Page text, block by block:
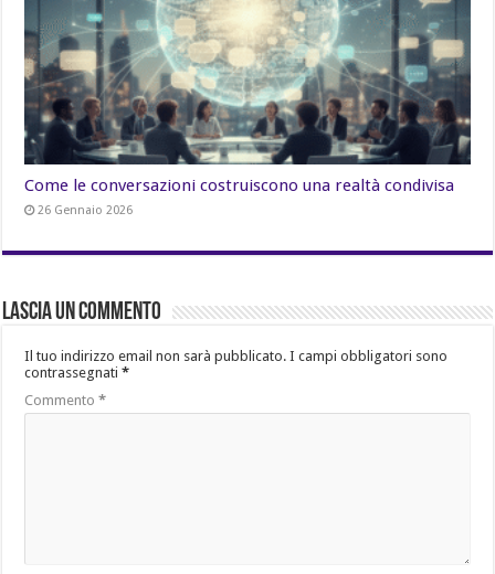
Come le conversazioni costruiscono una realtà condivisa
26 Gennaio 2026
Lascia un commento
Il tuo indirizzo email non sarà pubblicato. I campi obbligatori sono
contrassegnati*
Commento*